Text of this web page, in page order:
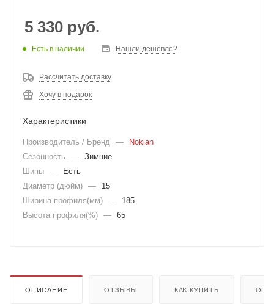
5 330 руб.
Есть в наличии Нашли дешевле?
Рассчитать доставку
Хочу в подарок
Характеристики
Производитель / Бренд —
Nokian
Сезонность
— Зимние
Шипы —
Есть
Диаметр (дюйм) —
15
Ширина профиля(мм) —
185
Высота профиля(%) — 65
ОПИСАНИЕ ОТЗЫВЫ КАК КУПИТЬ